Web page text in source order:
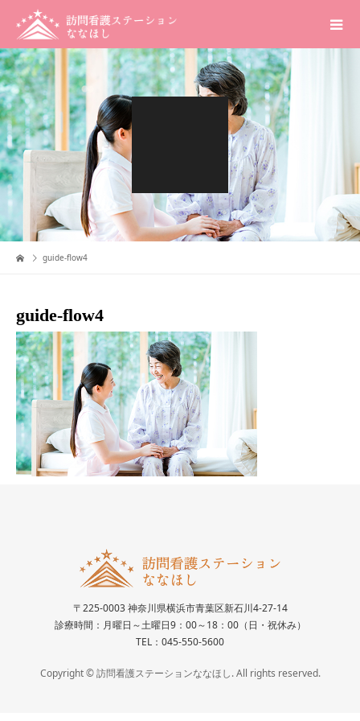
guide-flow4
guide-flow4
〒225-0003 神奈川県横浜市青葉区新石川4-27-14
診療時間：月曜日～土曜日9：00～18：00（日・祝休み）
TEL：045-550-5600
Copyright © 訪問看護ステーションななほし. All rights reserved.